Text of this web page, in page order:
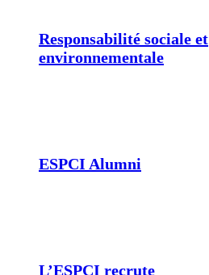
Responsabilité sociale et
environnementale
ESPCI Alumni
L’ESPCI recrute